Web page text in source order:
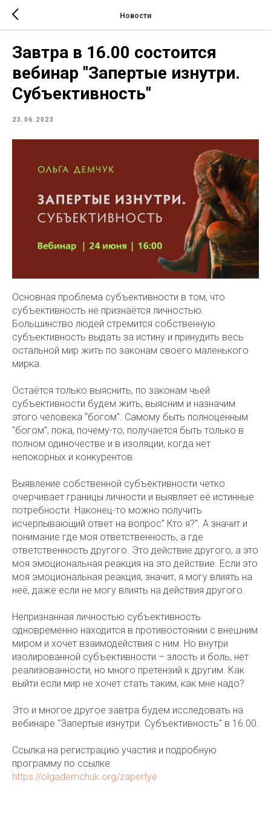
Новости
Завтра в 16.00 состоится
вебинар "Запертые изнутри.
Субъективность"
23.06.2023
Основная проблема субъективности в том, что
субъективность не признаётся личностью.
Большинство людей стремится собственную
субъективность выдать за истину и принудить весь
остальной мир жить по законам своего маленького
мирка.
Остаётся только выяснить, по законам чьей
субъективности будем жить, выясним и назначим
этого человека "богом". Самому быть полноценным
"богом", пока, почему-то, получается быть только в
полном одиночестве и в изоляции, когда нет
непокорных и конкурентов.
Выявление собственной субъективности четко
очерчивает границы личности и выявляет её истинные
потребности. Наконец-то можно получить
исчерпывающий ответ на вопрос" Кто я?". А значит и
понимание где моя ответственность, а где
ответственность другого. Это действие другого, а это
моя эмоциональная реакция на это действие. Если это
моя эмоциональная реакция, значит, я могу влиять на
неё, даже если не могу влиять на действия другого.
Непризнанная личностью субъективность
одновременно находится в противостоянии с внешним
миром и хочет взаимодействия с ним. Но внутри
изолированной субъективности – злость и боль, нет
реализованности, но много претензий к другим. Как
выйти если мир не хочет стать таким, как мне надо?
Это и многое другое завтра будем исследовать на
вебинаре "Запертые изнутри. Субъективность" в 16.00.
Ссылка на регистрацию участия и подробную
программу по ссылке:
https://olgademchuk.org/zapertye